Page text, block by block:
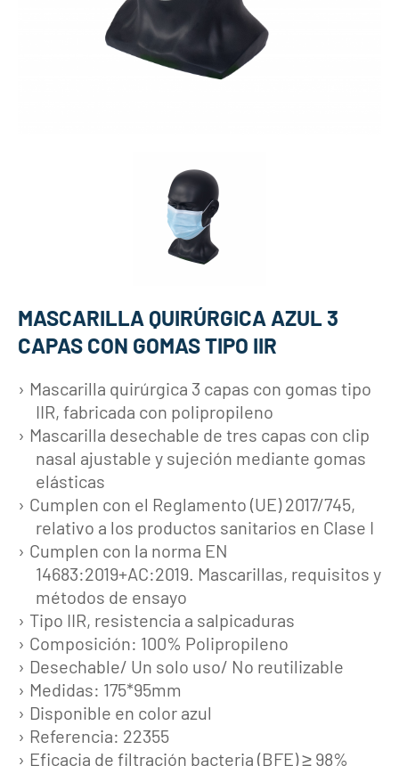
MASCARILLA QUIRÚRGICA AZUL 3
CAPAS CON GOMAS TIPO IIR
Mascarilla quirúrgica 3 capas con gomas tipo
IIR, fabricada con polipropileno
Mascarilla desechable de tres capas con clip
nasal ajustable y sujeción mediante gomas
elásticas
Cumplen con el Reglamento (UE) 2017/745,
relativo a los productos sanitarios en Clase I
Cumplen con la norma EN
14683:2019+AC:2019. Mascarillas, requisitos y
métodos de ensayo
Tipo IIR, resistencia a salpicaduras
Composición: 100% Polipropileno
Desechable/ Un solo uso/ No reutilizable
Medidas: 175*95mm
Disponible en color azul
Referencia: 22355
Eficacia de filtración bacteria (BFE) ≥ 98%